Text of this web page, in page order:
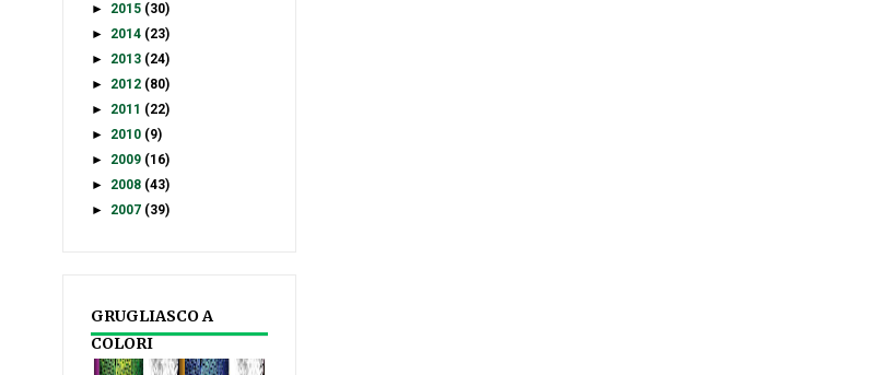
► 2015 (30)
► 2014 (23)
► 2013 (24)
► 2012 (80)
► 2011 (22)
► 2010 (9)
► 2009 (16)
► 2008 (43)
► 2007 (39)
GRUGLIASCO A
COLORI